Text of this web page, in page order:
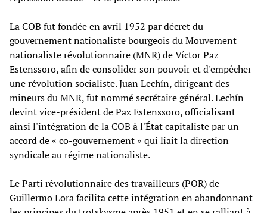
La COB fut fondée en avril 1952 par décret du
gouvernement nationaliste bourgeois du Mouvement
nationaliste révolutionnaire (MNR) de Víctor Paz
Estenssoro, afin de consolider son pouvoir et d'empêcher
une révolution socialiste. Juan Lechín, dirigeant des
mineurs du MNR, fut nommé secrétaire général. Lechín
devint vice-président de Paz Estenssoro, officialisant
ainsi l'intégration de la COB à l'État capitaliste par un
accord de « co-gouvernement » qui liait la direction
syndicale au régime nationaliste.
Le Parti révolutionnaire des travailleurs (POR) de
Guillermo Lora facilita cette intégration en abandonnant